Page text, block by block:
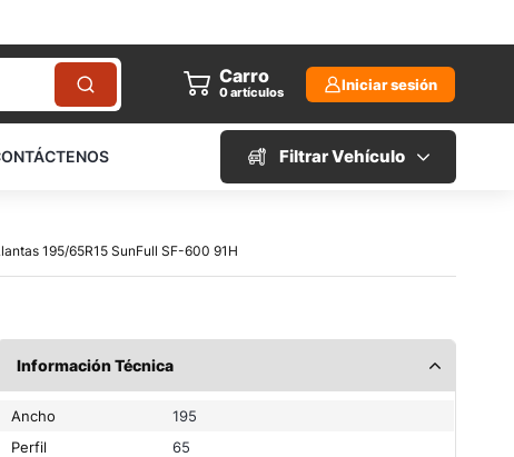
Carro
0artículos Iniciar sesión
Filtrar Vehículo
195/65R15 SunFull SF-600 91H
Información Técnica
Ancho
195
Perfil
65